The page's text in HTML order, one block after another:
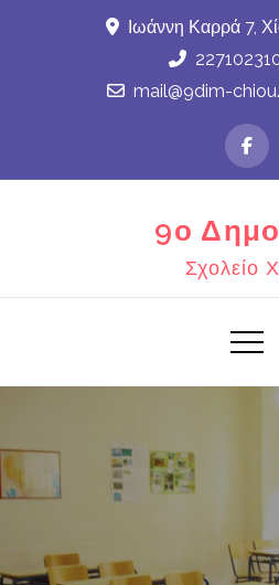
Ιωάννη Καρρά 7,
mail@9dim-
9ο
Σχολείο